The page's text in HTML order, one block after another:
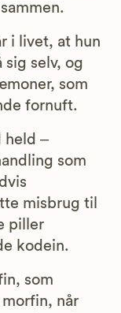
i livet, at hun
sig selv, og
som
fornuft.
held –
som
misbrug til
piller
kodein.
som
når